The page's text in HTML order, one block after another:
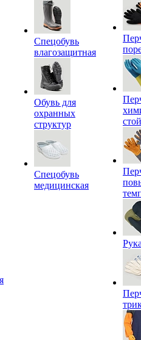
Спецобувь
влагозащитная
Обувь для
охранных
структур
Спецобувь
медицинская